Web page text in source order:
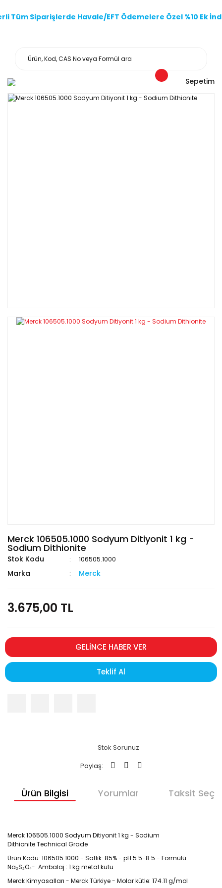
Tüm Siparişlerde Havale/EFT Ödemelere Özel %10 Ek
Sepetim
Merck 106505.1000 Sodyum Ditiyonit 1 kg -
Sodium Dithionite
Stok Kodu 106505.1000
Marka Merck
3.675,00 TL
GELİNCE HABER VER
Teklif Al
Stok Sorunuz
Paylaş:
Ürün Bilgisi Yorumlar Taksit
Merck 106505.1000 Sodyum Ditiyonit 1 kg - Sodium
Dithionite Technical Grade
Ürün Kodu: 106505.1000 - Saflık: 85% - pH:5.5-8.5 - Formülü:
Na₂S₂O₄- Ambalaj : 1 kg metal kutu
Merck Kimyasalları - Merck Türkiye - Molar kütle: 174.11 g/mol